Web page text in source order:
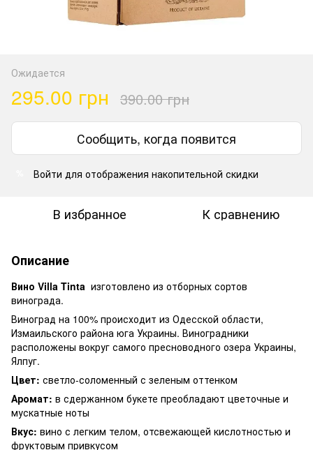
Ожидается
295.00 грн 390.00 грн
Сообщить, когда появится
Войти для отображения накопительной скидки
В избранное К сравнению
Описание
Вино Villa Tinta изготовлено из отборных сортов
винограда.
Виноград на 100% происходит из Одесской области,
Измаильского района юга Украины. Виноградники
расположены вокруг самого пресноводного озера Украины,
Ялпуг.
Цвет: светло-соломенный с зеленым оттенком
Аромат: в сдержанном букете преобладают цветочные и
мускатные ноты
Вкус: вино с легким телом, отсвежающей кислотностью и
фруктовым привкусом